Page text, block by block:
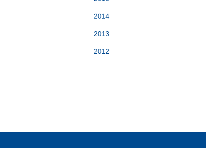
2014
2013
2012